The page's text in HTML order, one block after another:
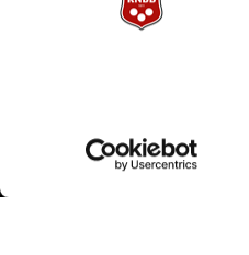
Archimedesbaan